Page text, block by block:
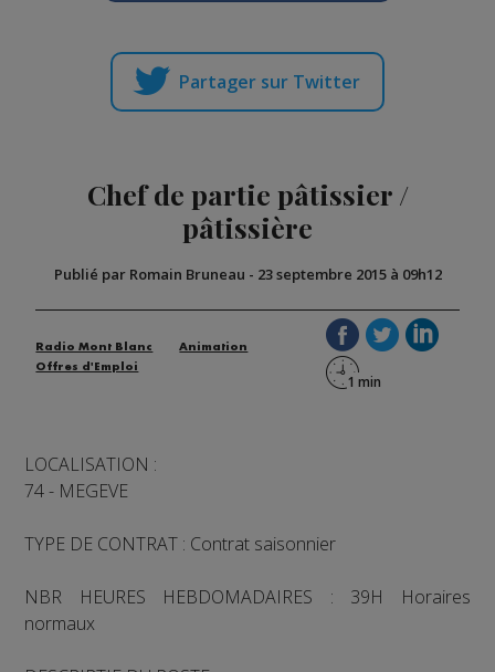
Partager sur Twitter
Chef de partie pâtissier /
pâtissière
Publié par Romain Bruneau - 23 septembre 2015 à 09h12
Radio Mont Blanc
Animation
Offres d'Emploi
LOCALISATION :
74 - MEGEVE
TYPE DE CONTRAT : Contrat saisonnier
NBR HEURES HEBDOMADAIRES : 39H Horaires
normaux